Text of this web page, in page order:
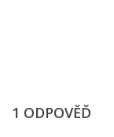
1 ODPOVĚĎ